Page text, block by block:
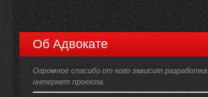
Об Адвокате
Огромное спасибо от кого зависит разработка
интернет проекта.